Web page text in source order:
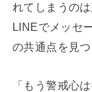
れてしまうの
LINEでメッセ
の共通点を見
「もう警戒心